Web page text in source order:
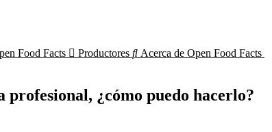
Food Facts  Productores  Acerca de Open Food Facts
¿cómo puedo hacerlo?